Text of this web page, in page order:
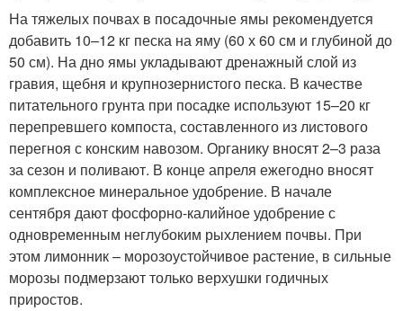
На тяжелых почвах в посадочные ямы рекомендуется
добавить 10–12 кг песка на яму (60 х 60 см и глубиной до
50 см). На дно ямы укладывают дренажный слой из
гравия, щебня и крупнозернистого песка. В качестве
питательного грунта при посадке используют 15–20 кг
перепревшего компоста, составленного из листового
перегноя с конским навозом. Органику вносят 2–3 раза
за сезон и поливают. В конце апреля ежегодно вносят
комплексное минеральное удобрение. В начале
сентября дают фосфорно-калийное удобрение с
одновременным неглубоким рыхлением почвы. При
этом лимонник – морозоустойчивое растение, в сильные
морозы подмерзают только верхушки годичных
приростов.